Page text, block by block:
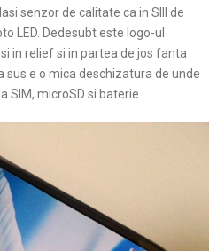
senzor de calitate ca in SIII de
LED. Dedesubt este logo-ul
in relief si in partea de jos fanta
e o mica deschizatura de unde
SIM, microSD si baterie